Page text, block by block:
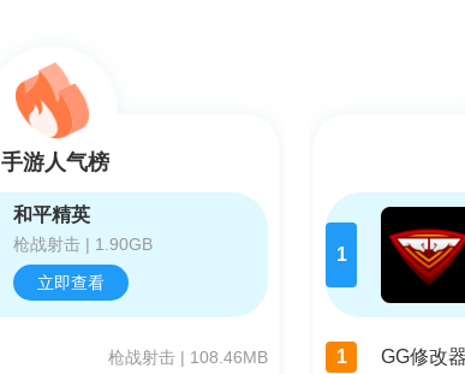
手游人气榜
和平精英
枪战射击 | 1.90GB
立即查看
枪战射击 | 108.46MB
1
1